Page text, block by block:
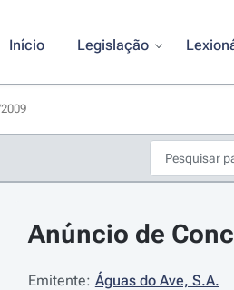
Início Legislação
Anúncio de
Emitente: Águas do Ave, S.A.